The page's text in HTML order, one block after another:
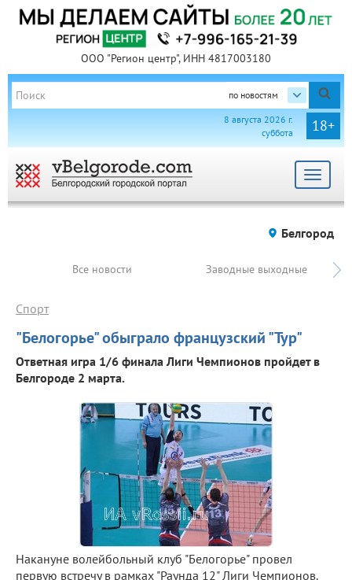
ООО "Регион центр", ИНН 4817003180
по новостям
18+
8 августа 2026 г.
суббота
Toggle
Белгород
Все новости Заводные выходные
"Белогорье" обыграло французский "Тур"
Спорт
Ответная игра 1/6 финала Лиги Чемпионов пройдет в
Белгороде 2 марта.
Накануне волейбольный клуб "Белогорье" провел
первую встречу в рамках "Раунда 12" Лиги Чемпионов.